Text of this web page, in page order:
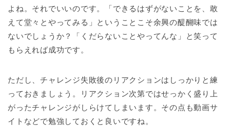
よね。それでいいのです。「できるはずがないことを、敢
えて堂々とやってみる」ということこそ余興の醍醐味では
ないでしょうか？「くだらないことやってんな」と笑って
もらえれば成功です。
ただし、チャレンジ失敗後のリアクションはしっかりと練
っておきましょう。リアクション次第ではせっかく盛り上
がったチャレンジがしらけてしまいます。その点も動画サ
イトなどで勉強しておくと良いですね。